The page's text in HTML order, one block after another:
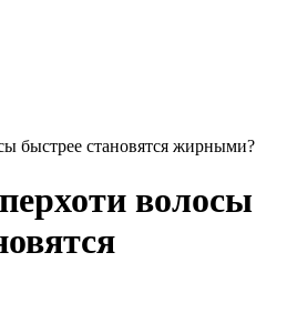
быстрее становятся жирными?
волосы